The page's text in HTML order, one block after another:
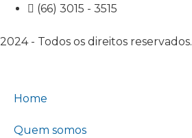
(66) 3015 - 3515
2024 - Todos os direitos reservados.
Home
Quem somos